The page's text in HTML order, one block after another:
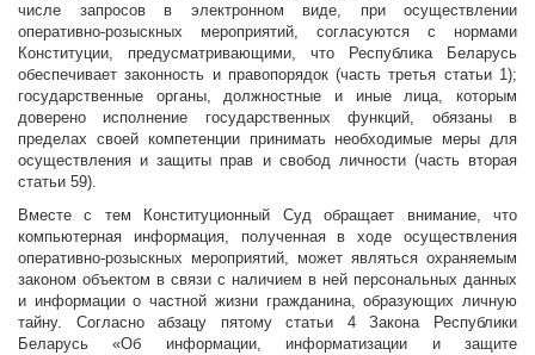
числе запросов в электронном виде, при осуществлении
оперативно-розыскных мероприятий, согласуются с нормами
Конституции, предусматривающими, что Республика Беларусь
обеспечивает законность и правопорядок (часть третья статьи 1);
государственные органы, должностные и иные лица, которым
доверено исполнение государственных функций, обязаны в
пределах своей компетенции принимать необходимые меры для
осуществления и защиты прав и свобод личности (часть вторая
статьи 59).
Вместе с тем Конституционный Суд обращает внимание, что
компьютерная информация, полученная в ходе осуществления
оперативно-розыскных мероприятий, может являться охраняемым
законом объектом в связи с наличием в ней персональных данных
и информации о частной жизни гражданина, образующих личную
тайну. Согласно абзацу пятому статьи 4 Закона Республики
Беларусь «Об информации, информатизации и защите